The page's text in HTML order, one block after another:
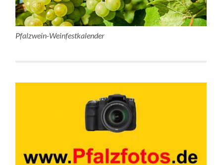
Pfalzwein-Weinfestkalender